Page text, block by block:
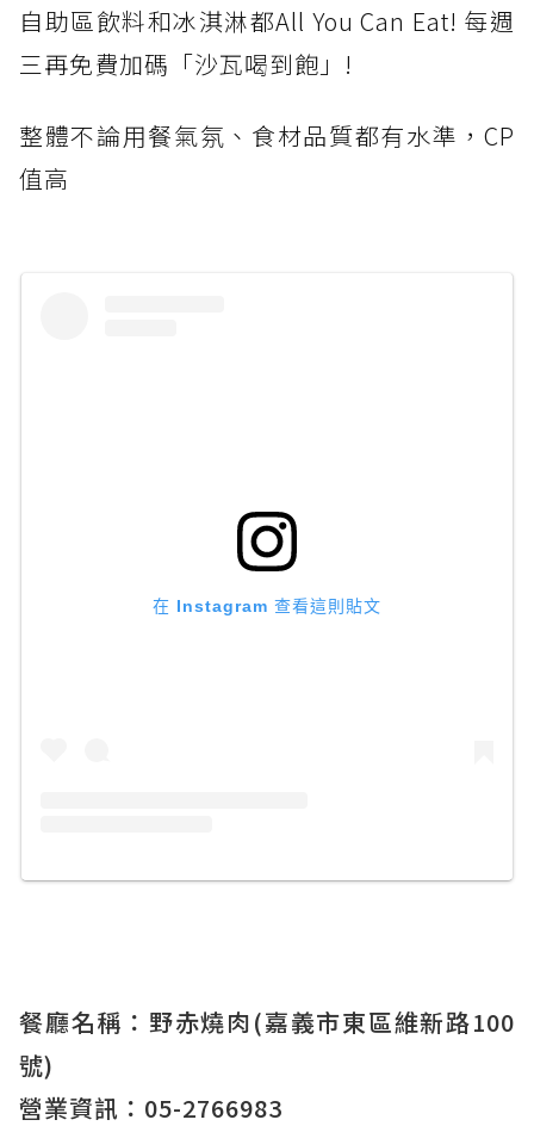
自助區飲料和冰淇淋都All You Can Eat! 每週
三再免費加碼「沙瓦喝到飽」!
整體不論用餐氣氛、食材品質都有水準，CP
值高
在 Instagram 查看這則貼文
餐廳名稱：野赤燒肉(嘉義市東區維新路100
號)
營業資訊：05-2766983